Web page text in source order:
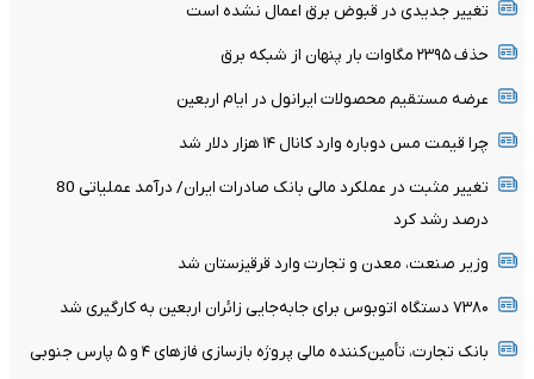
تغییر جدیدی در قبوض برق اعمال نشده است
حذف ۲۳۹۵ مگاوات بار پنهان از شبکه برق
عرضه مستقیم محصولات ایرانول در ایام اربعین
چرا قیمت مس دوباره وارد کانال ۱۴ هزار دلار شد
تغییر مثبت در عملکرد مالی بانک صادرات ایران/ درآمد عملیاتی 80
درصد رشد کرد
وزیر صنعت، معدن و تجارت وارد قرقیزستان شد
۷۳۸۰ دستگاه اتوبوس برای جابه‌جایی زائران اربعین به‌ کارگیری شد
بانک تجارت، تأمین‌کننده مالی پروژه بازسازی فازهای ۴ و ۵ پارس جنوبی